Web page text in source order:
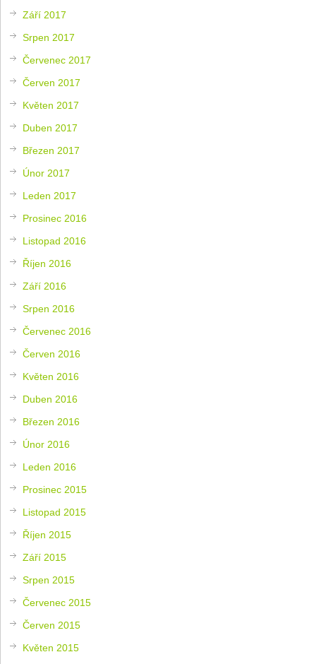
Září 2017
Srpen 2017
Červenec 2017
Červen 2017
Květen 2017
Duben 2017
Březen 2017
Únor 2017
Leden 2017
Prosinec 2016
Listopad 2016
Říjen 2016
Září 2016
Srpen 2016
Červenec 2016
Červen 2016
Květen 2016
Duben 2016
Březen 2016
Únor 2016
Leden 2016
Prosinec 2015
Listopad 2015
Říjen 2015
Září 2015
Srpen 2015
Červenec 2015
Červen 2015
Květen 2015